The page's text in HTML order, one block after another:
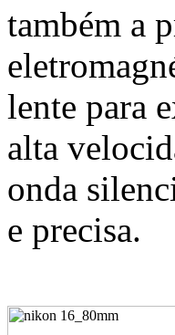
também a
lente para
alta
onda
e precisa.